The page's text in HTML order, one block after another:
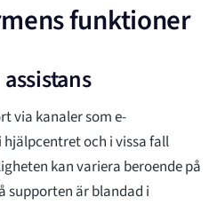
funktioner
via kanaler som e-
och i vissa fall
kan variera beroende på
supporten är blandad i